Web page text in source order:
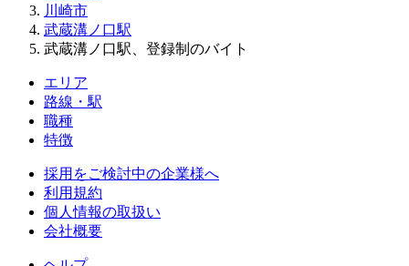
川崎市
武蔵溝ノ口駅
武蔵溝ノ口駅、登録制のバイト
エリア
路線・駅
職種
特徴
採用をご検討中の企業様へ
利用規約
個人情報の取扱い
会社概要